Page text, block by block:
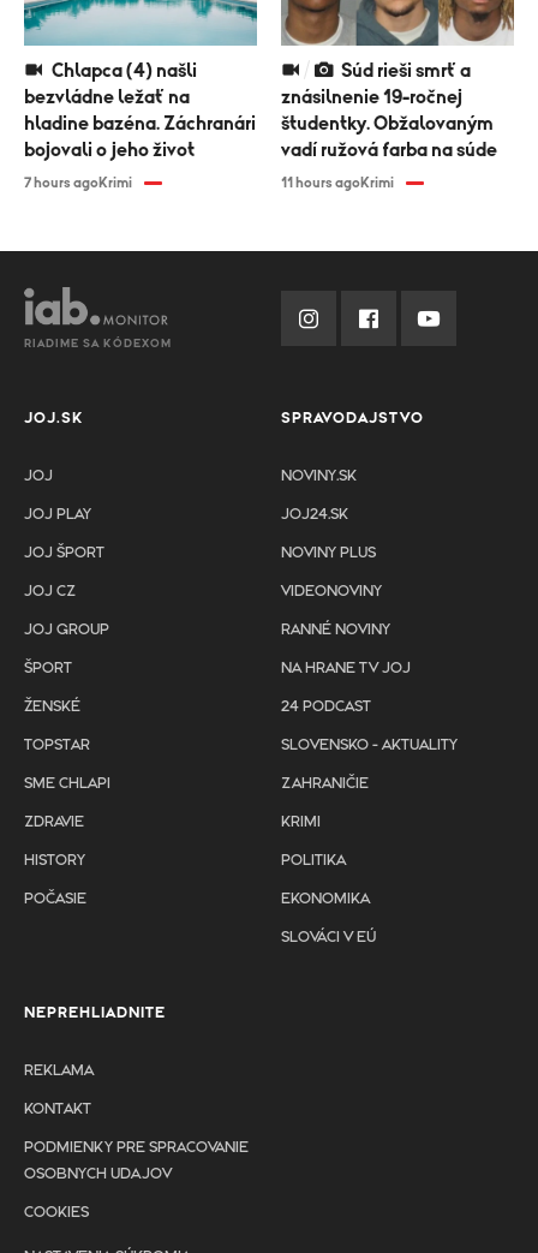
bezvládne ležať na
hladine bazéna. Záchranári
bojovali o jeho život
7 hours agoKrimi
znásilnenie 19-ročnej
študentky. Obžalovaným
vadí ružová farba na súde
11 hours agoKrimi
RIADIME SA KÓDEXOM
JOJ.SK
JOJ
JOJ PLAY
JOJ ŠPORT
JOJ CZ
JOJ GROUP
ŠPORT
ŽENSKÉ
TOPSTAR
SME CHLAPI
ZDRAVIE
HISTORY
POČASIE
SPRAVODAJSTVO
NOVINY.SK
JOJ24.SK
NOVINY PLUS
VIDEONOVINY
RANNÉ NOVINY
NA HRANE TV JOJ
24 PODCAST
SLOVENSKO - AKTUALITY
ZAHRANIČIE
KRIMI
POLITIKA
EKONOMIKA
SLOVÁCI V EÚ
NEPREHLIADNITE
REKLAMA
KONTAKT
PODMIENKY PRE SPRACOVANIE
OSOBNYCH UDAJOV
COOKIES